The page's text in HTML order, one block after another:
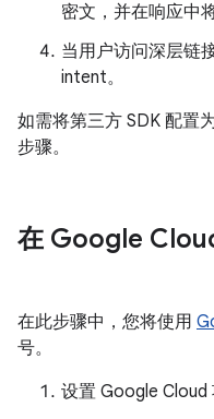
密文，并在响应中
当用户访问深层链
intent。
如需将第三方 SDK 配置
步骤。
在 Google
在此步骤中，您将使用
号。
设置 Google Cloud